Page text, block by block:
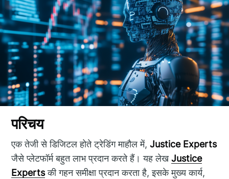
परिचय
एक तेजी से डिजिटल होते ट्रेडिंग माहौल में,Justice Experts
जैसे प्लेटफॉर्म बहुत लाभ प्रदान करते हैं। यह लेखJustice
Expertsकी गहन समीक्षा प्रदान करता है, इसके मुख्य कार्य,